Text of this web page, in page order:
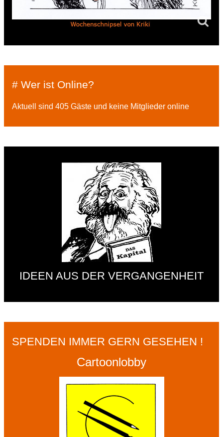
# Wer ist Online?
Aktuell sind 405 Gäste und keine Mitglieder online
IDEEN AUS DER VERGANGENHEIT
SPENDEN IMMER GERN GESEHEN !
Cartoonlobby